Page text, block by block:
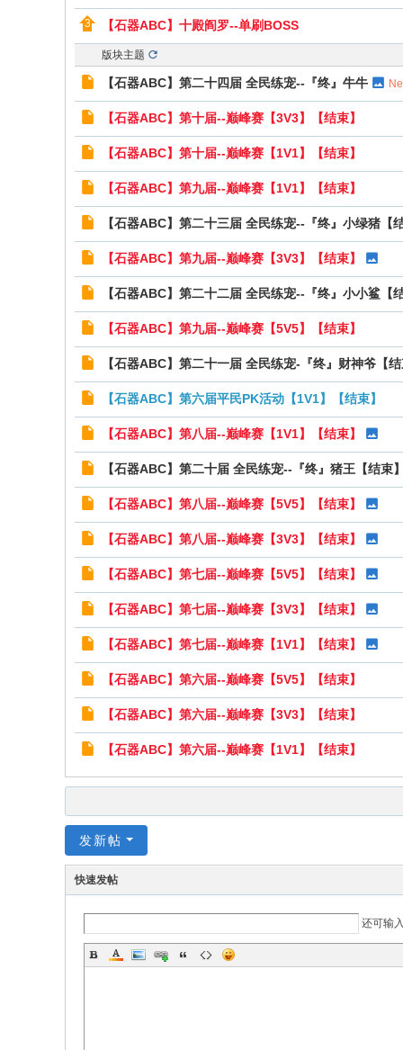
【石器ABC】十殿阎罗--单刷BOSS
版块主题
【石器ABC】第二十四届 全民练宠--『终』牛牛
【石器ABC】第十届--巅峰赛【3V3】【结束】
【石器ABC】第十届--巅峰赛【1V1】【结束】
【石器ABC】第九届--巅峰赛【1V1】【结束】
【石器ABC】第二十三届 全民练宠--『终』小绿猪【结
【石器ABC】第九届--巅峰赛【3V3】【结束】
【石器ABC】第二十二届 全民练宠--『终』小小鲨【结
【石器ABC】第九届--巅峰赛【5V5】【结束】
【石器ABC】第二十一届 全民练宠-『终』财神爷【结
【石器ABC】第六届平民PK活动【1V1】【结束】
【石器ABC】第八届--巅峰赛【1V1】【结束】
【石器ABC】第二十届 全民练宠--『终』猪王【结束】
【石器ABC】第八届--巅峰赛【5V5】【结束】
【石器ABC】第八届--巅峰赛【3V3】【结束】
【石器ABC】第七届--巅峰赛【5V5】【结束】
【石器ABC】第七届--巅峰赛【3V3】【结束】
【石器ABC】第七届--巅峰赛【1V1】【结束】
【石器ABC】第六届--巅峰赛【5V5】【结束】
【石器ABC】第六届--巅峰赛【3V3】【结束】
【石器ABC】第六届--巅峰赛【1V1】【结束】
发新帖
快速发帖
还可输入